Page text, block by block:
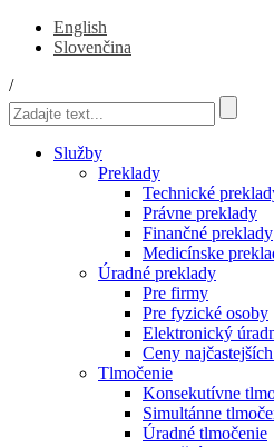
English
Slovenčina
/
Služby
Preklady
Technické
Právne preklady
Finančné preklady
Medicínske
Úradné preklady
Pre firmy
Pre fyzické osoby
Elektronický
Ceny
Tlmočenie
Konsekutívne
Simultánne
Úradné tlmočenie